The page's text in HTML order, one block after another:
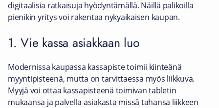
digitaalisia ratkaisuja hyödyntämällä. Näillä palikoilla
pienikin yritys voi rakentaa nykyaikaisen kaupan.
1. Vie kassa asiakkaan luo
Modernissa kaupassa kassapiste toimii kiinteänä
myyntipisteenä, mutta on tarvittaessa myös liikkuva.
Myyjä voi ottaa kassapisteenä toimivan tabletin
mukaansa ja palvella asiakasta missä tahansa liikkeen